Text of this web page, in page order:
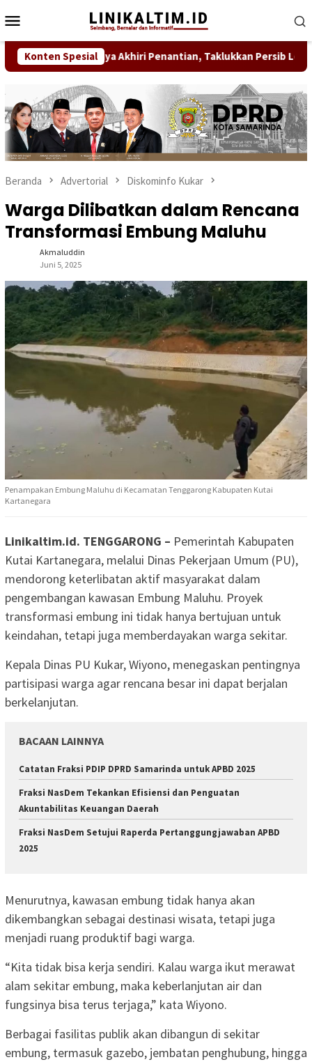
ke
kontenMobile
Konten Spesial
Persebaya Akhiri Penantian, Taklukkan Persib Lewat
Beranda Advertorial Diskominfo Kukar
Warga Dilibatkan dalam Rencana
Transformasi Embung Maluhu
Akmaluddin
Juni 5, 2025
Penampakan Embung Maluhu di Kecamatan Tenggarong Kabupaten Kutai
Kartanegara
Linikaltim.id. TENGGARONG – Pemerintah Kabupaten
Kutai Kartanegara, melalui Dinas Pekerjaan Umum (PU),
mendorong keterlibatan aktif masyarakat dalam
pengembangan kawasan Embung Maluhu. Proyek
transformasi embung ini tidak hanya bertujuan untuk
keindahan, tetapi juga memberdayakan warga sekitar.
Kepala Dinas PU Kukar, Wiyono, menegaskan pentingnya
partisipasi warga agar rencana besar ini dapat berjalan
berkelanjutan.
BACAAN LAINNYA
Catatan Fraksi PDIP DPRD Samarinda untuk APBD 2025
Fraksi NasDem Tekankan Efisiensi dan Penguatan
Akuntabilitas Keuangan Daerah
Fraksi NasDem Setujui Raperda Pertanggungjawaban APBD
2025
Menurutnya, kawasan embung tidak hanya akan
dikembangkan sebagai destinasi wisata, tetapi juga
menjadi ruang produktif bagi warga.
“Kita tidak bisa kerja sendiri. Kalau warga ikut merawat
alam sekitar embung, maka keberlanjutan air dan
fungsinya bisa terus terjaga,” kata Wiyono.
Berbagai fasilitas publik akan dibangun di sekitar
embung, termasuk gazebo, jembatan penghubung, hingga